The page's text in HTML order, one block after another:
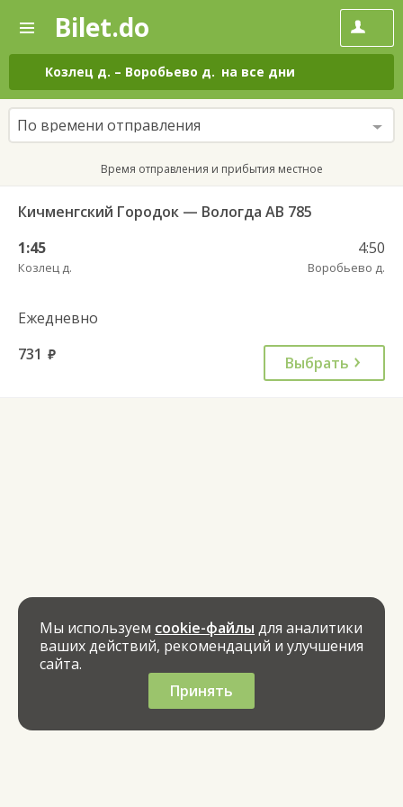
—
Поиск
и
покупка
билетов
на
автобус
онлайн
Bilet.do
Козлец д. – Воробьево д. на все дни
По времени отправления
Время отправления и прибытия местное
Кичменгский Городок — Вологда АВ 785
1:45
Козлец д.
4:50
Воробьево д.
Ежедневно
731 руб. Выбрать
Мы используем cookie-файлы для аналитики
ваших действий, рекомендаций и улучшения
сайта.
Принять